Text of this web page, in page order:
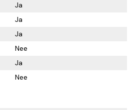
Ja
Ja
Ja
Nee
Ja
Nee